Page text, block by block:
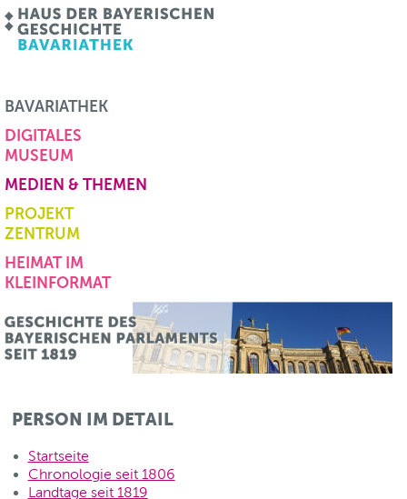
BAVARIATHEK
DIGITALES
MUSEUM
MEDIEN & THEMEN
PROJEKT
ZENTRUM
HEIMAT IM
KLEINFORMAT
PERSON IM DETAIL
Startseite
Chronologie seit 1806
Landtage seit 1819